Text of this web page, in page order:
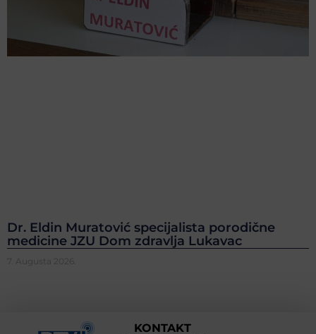
Dr. Eldin Muratović specijalista porodične
medicine JZU Dom zdravlja Lukavac
7. Augusta 2026.
KONTAKT